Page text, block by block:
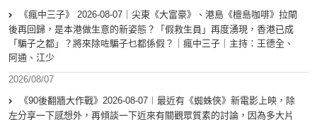
《瘋中三子》 2026-08-07｜尖東《大富豪》、港島《檀島咖啡》拉閘
後再回歸，是本港做生意的新姿態？「假救生員」再度湧現，香港已成
「騙子之都」？將來除咗騙子乜都係假？｜瘋中三子｜主持：王德全、
阿通、江少
2026/08/07
《90後翻牆大作戰》2026-08-07︱最近有《蜘蛛俠》新電影上映，除
左分享一下感想外，再傾談一下近來有關觀眾質素的討論，因為多大片